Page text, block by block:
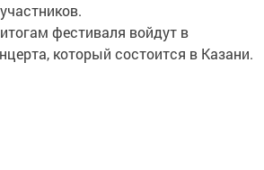
фестиваля войдут в
который состоится в Казани.